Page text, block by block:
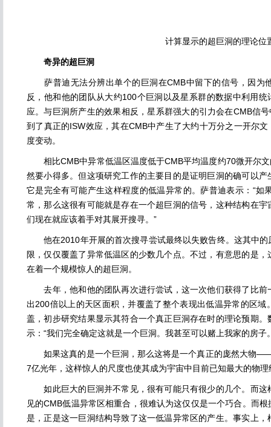
计算显示的超巨洞的理论位
奇异的超巨洞
萨普迪无法分辨出单个的巨洞在CMB中留下的信号，因为
反，他和他的团队从大约100个巨洞以及星系群的数据中利用
应。与巨洞所产生的效果相反，星系群强大的引力会在CMB信
到了真正的ISW效应，其在CMB中产生了大约十万分之一开尔
度变动。
相比CMB中异常低温区温度低于CMB平均温度约70微开尔文
然要小得多。但这项研究工作的主要目的是证明巨洞的确可以
它是完全有可能产生这样程度的低温异常的。萨普迪表示：“如
常，那么这很有可能就是存在一个超巨洞的信号，这种结构在
们现在就应该着手对其展开搜寻。”
他在2010年开展的首次搜寻尝试最终以失败告终。这其中的
限，仅仅覆盖了异常低温区的少数几个点。不过，有意思的是
在着一个规模惊人的超巨洞。
去年，他和他的团队再次进行尝试，这一次他们获得了比前
出200倍以上的天区面积，并覆盖了整个表现出低温异常的区域
盖，初步研究结果显示其符合一个真正巨洞存在时的理论预期
示：“我们完全确定这就是一个巨洞。我甚至可以赌上我家的房子
如果这真的是一个巨洞，那么这将是一个真正的庞然大物
7亿光年，这样惊人的尺度也使其成为宇宙中目前已知最大的物理
如此巨大的巨洞并不常见，很有可能只有很少的几个。而这
见的CMB低温异常区相重合，很难认为这仅仅是一个巧合。而
是，正是这一巨洞结构导致了这一低温异常区的产生。事实上